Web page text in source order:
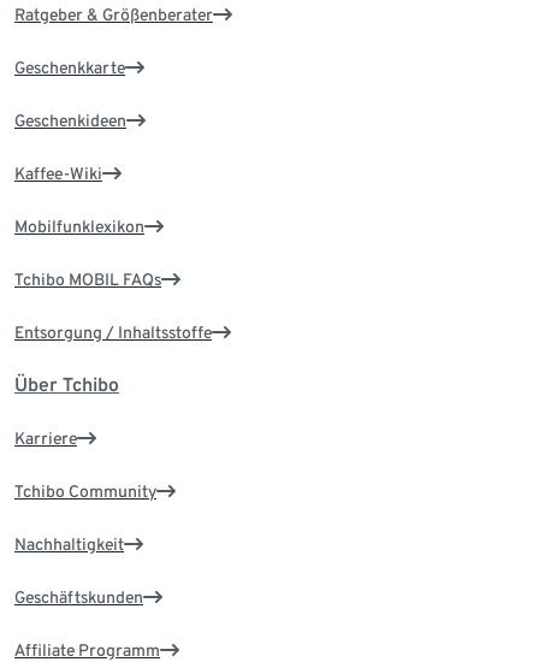
Ratgeber & Größenberater
Geschenkkarte
Geschenkideen
Kaffee-Wiki
Mobilfunklexikon
Tchibo MOBIL FAQs
Entsorgung / Inhaltsstoffe
Über Tchibo
Karriere
Tchibo Community
Nachhaltigkeit
Geschäftskunden
Affiliate Programm